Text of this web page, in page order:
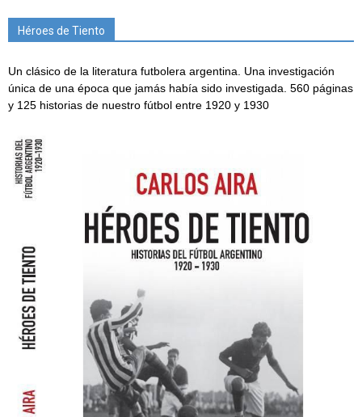
Héroes de Tiento
Un clásico de la literatura futbolera argentina. Una investigación
única de una época que jamás había sido investigada. 560 páginas
y 125 historias de nuestro fútbol entre 1920 y 1930